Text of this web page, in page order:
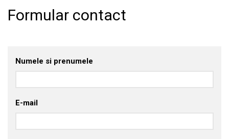
Formular contact
Numele si prenumele
E-mail